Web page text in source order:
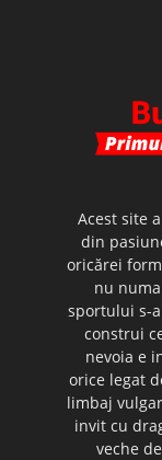
Acest site
din
oricărei
nu
sportului s-
construi
nevoia e
orice legat
limbaj
invit cu
veche